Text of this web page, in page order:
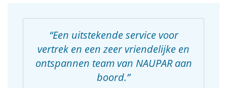
Een uitstekende service voor
vertrek en een zeer vriendelijke en
ontspannen team van NAUPAR aan
boord.